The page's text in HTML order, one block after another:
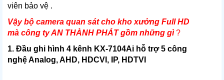
viên bảo vệ .
Vậy bộ camera quan sát cho kho xưởng Full HD
mà công ty AN THÀNH PHÁT gồm những gì?
1. Đầu ghi hình 4 kênh KX-7104Ai hỗ trợ 5 công
nghệ Analog, AHD, HDCVI, IP, HDTVI